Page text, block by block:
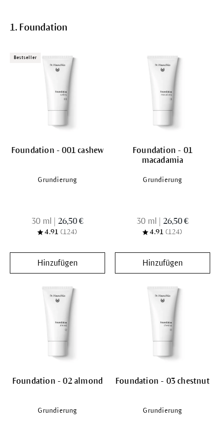
1. Foundation
Bestseller
Foundation - 001 cashew
Grundierung
30 ml 26,50 €
4.91 (124)
Hinzufügen
Foundation - 01
macadamia
Grundierung
30 ml 26,50 €
4.91 (124)
Hinzufügen
Foundation - 02 almond
Grundierung
Foundation - 03 chestnut
Grundierung